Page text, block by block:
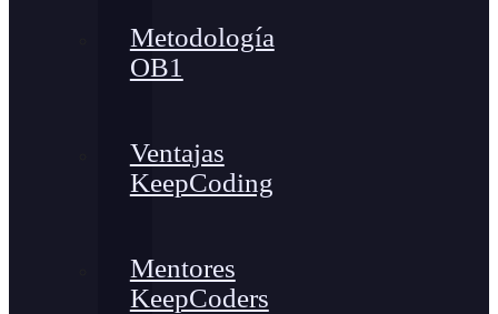
Metodología
OB1
Ventajas
KeepCoding
Mentores
KeepCoders